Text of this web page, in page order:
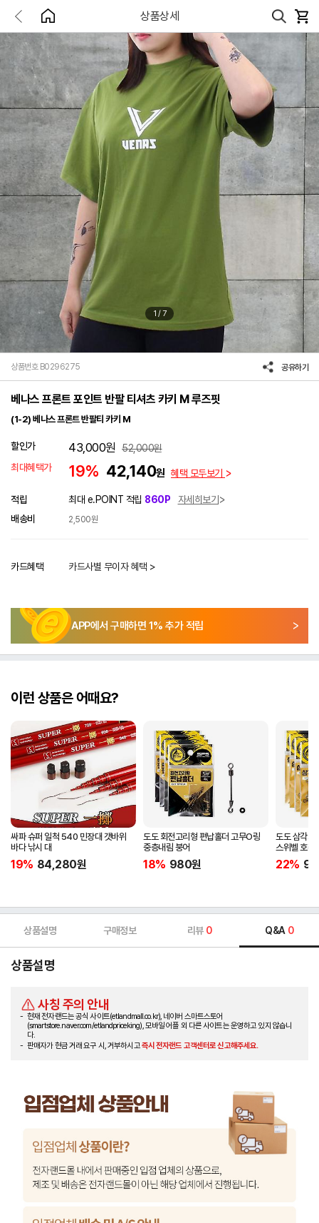
상품상세
1 /7
상품번호 B0296275 공유하기
베나스 프론트 포인트 반팔 티셔츠 카키 M 루즈핏
(1-2) 베나스 프론트 반팔티 카키 M
할인가 43,000원 52,000원
최대혜택가
19% 42,140원 혜택 모두보기
적립 최대 e.POINT 적립 860P
자세히보기
배송비
2,500원
카드혜택 카드사별 무이자 혜택 >
APP에서 구매하면 1% 추가 적립
이런 상품은 어때요?
싸파 슈퍼 일척 540 민장대 갯바위
바다 낚시 대
19% 84,280원
도도 회전고리형 편납홀더 고무O링
중층내림 붕어
18% 980원
도도 삼각회
스위벨 호래
22%
상품설명 구매정보 리뷰 0 Q&A 0
상품설명
사칭 주의 안내
현재 전자랜드는 공식 사이트(etlandmall.co.kr), 네이버 스마트스토어
(smartstore.naver.com/etlandpriceking), 모바일 어플 외 다른 사이트는 운영하고 있지 않습니
다.
판매자가 현금 거래 요구 시, 거부하시고즉시 전자랜드 고객센터로 신고해주세요.